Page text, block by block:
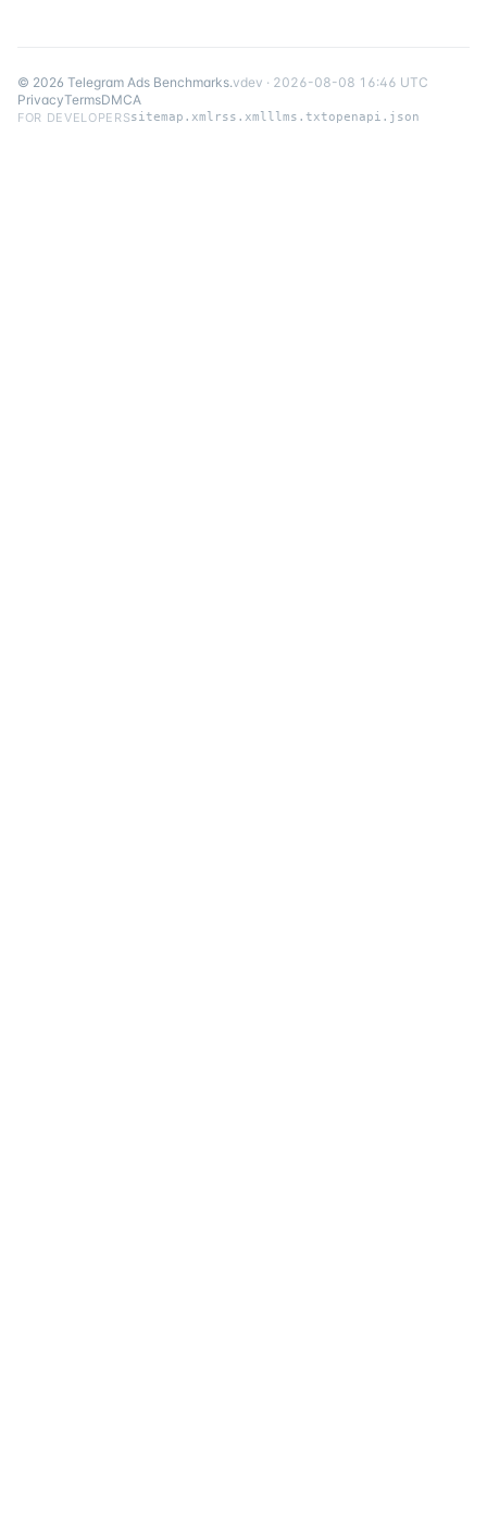
© 2026 Telegram Ads Benchmarks.vdev · 2026-08-08 16:46 UTC
PrivacyTermsDMCA
FOR DEVELOPERSsitemap.xml rss.xml llms.txtopenapi.json